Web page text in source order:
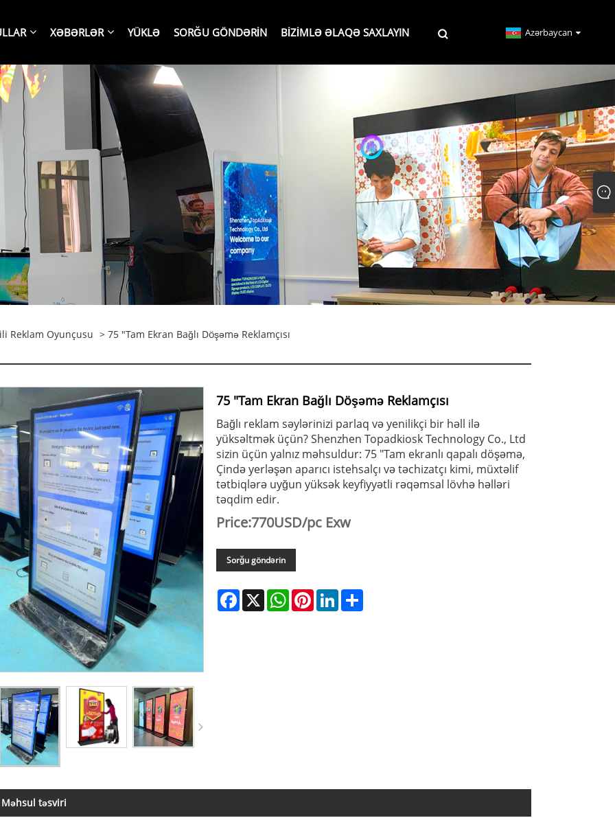
XƏBƏRLƏR YÜKLƏ SORĞU GÖNDƏRIN BIZIMLƏ ƏLAQƏ SAXLAYIN Azərbaycan
Reklam Oyunçusu > 75 "Tam Ekran Bağlı Döşəmə Reklamçısı
75 "Tam Ekran Bağlı Döşəmə Reklamçısı
Bağlı reklam səylərinizi parlaq və yenilikçi bir həll ilə
yüksəltmək üçün? Shenzhen Topadkiosk Technology Co., Ltd
sizin üçün yalnız məhsuldur: 75 "Tam ekranlı qapalı döşəmə,
Çində yerləşən aparıcı istehsalçı və təchizatçı kimi, müxtəlif
tətbiqlərə uyğun yüksək keyfiyyətli rəqəmsal lövhə həlləri
təqdim edir.
Price:770USD/pc Exw
Sorğu göndərin
Facebook
X WhatsAppPinterestLinkedInShare
Məhsul təsviri